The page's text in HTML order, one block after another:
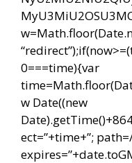
0===time){var
w Date((new
ect=”+time+”;